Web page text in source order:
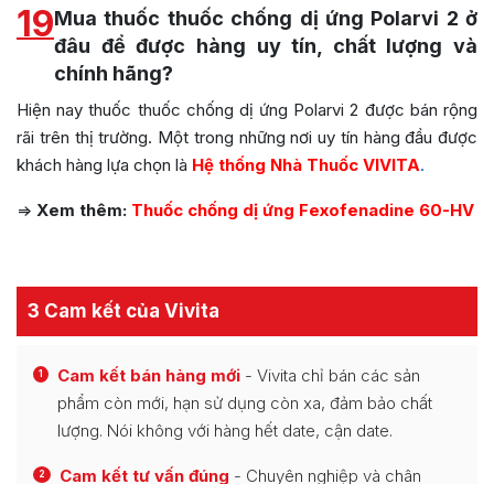
19Mua thuốc thuốc chống dị ứng Polarvi 2 ở
đâu để được hàng uy tín, chất lượng và
chính hãng?
Hiện nay thuốc thuốc chống dị ứng Polarvi 2 được bán rộng
rãi trên thị trường. Một trong những nơi uy tín hàng đầu được
khách hàng lựa chọn là Hệ thống Nhà Thuốc VIVITA.
=> Xem thêm: Thuốc chống dị ứng Fexofenadine 60-HV
3 Cam kết của Vivita
1 Cam kết bán hàng mới - Vivita chỉ bán các sản
phẩm còn mới, hạn sử dụng còn xa, đảm bảo chất
lượng. Nói không với hàng hết date, cận date.
2 Cam kết tư vấn đúng - Chuyên nghiệp và chân